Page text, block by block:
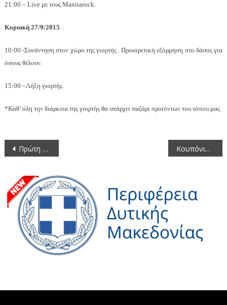
21:00 – Live με τους Manitarock.
Κυριακή 27/9/2015
10:00 -Συνάντηση στον χώρο της γιορτής . Προαιρετική εξόρμηση στο δάσος για
όσους θέλουν.
15:00 –Λήξη γιορτής.
*Καθ’ όλη την διάρκεια της γιορτής θα υπάρχει παζάρι προϊόντων του τόπου μας
Πλοήγηση
Πρώτη συνεδρίαση της Περιφερειακής Επιτροπής Διαβούλευσης με αντικείμενο το χωροταξικό Κουπόνια Καινοτομίας για ΜΜΕ στον τομέα της βιομάζας Παράταση Προθεσμίας Υποβολής Προτάσεων μέχρι 15 Οκτωβρίου 2015